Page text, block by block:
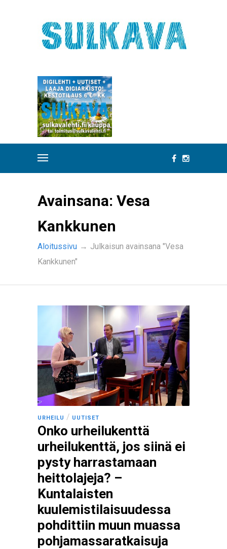
Avainsana: Vesa
Kankkunen
Aloitussivu → Julkaisun avainsana "Vesa
Kankkunen"
URHEILU / UUTISET
Onko urheilukenttä
urheilukenttä, jos siinä ei
pysty harrastamaan
heittolajeja? –
Kuntalaisten
kuulemistilaisuudessa
pohdittiin muun muassa
pohjamassaratkaisuja